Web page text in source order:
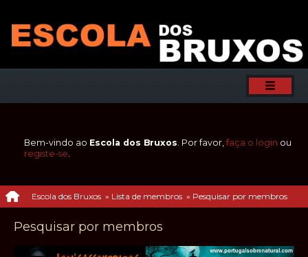
Bem-vindo ao Escola dos Bruxos. Por favor, faça o login ou
registe-se.
Escola dos Bruxos » Lista de membros » Pesquisar por membros
Pesquisar por membros